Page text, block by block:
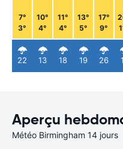
7°
3°
22
10°
4°
13
11°
4°
18
13°
5°
19
17°
9°
26
Aperçu
Météo Birmingham 14 jours